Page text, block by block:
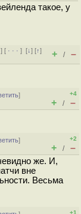
такое, у
] [ · · ·][↓] [↑]
+ / –
]
+4
+ / –
]
+2
+ / –
же. И,
вне
Весьма
+1